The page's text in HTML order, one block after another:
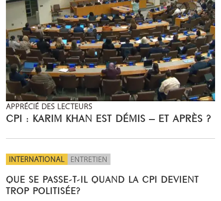
APPRÉCIÉ DES LECTEURS
CPI : KARIM KHAN EST DÉMIS – ET APRÈS ?
INTERNATIONAL ENTRETIEN
QUE SE PASSE-T-IL QUAND LA CPI DEVIENT
TROP POLITISÉE?